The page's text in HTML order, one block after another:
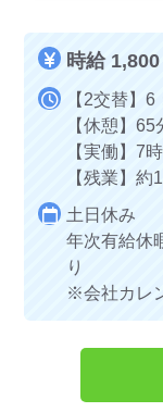
時給
【2交替】
【休憩】65
【実働】7
【残業】約
土日休み
年次有給休
り
※会社カレ